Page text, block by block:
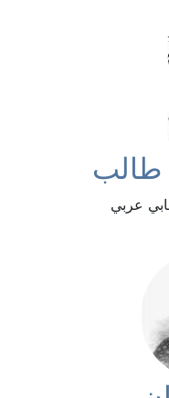
طالب
عربي